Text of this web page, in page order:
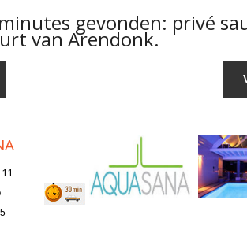
gevonden: privé
van Arendonk.